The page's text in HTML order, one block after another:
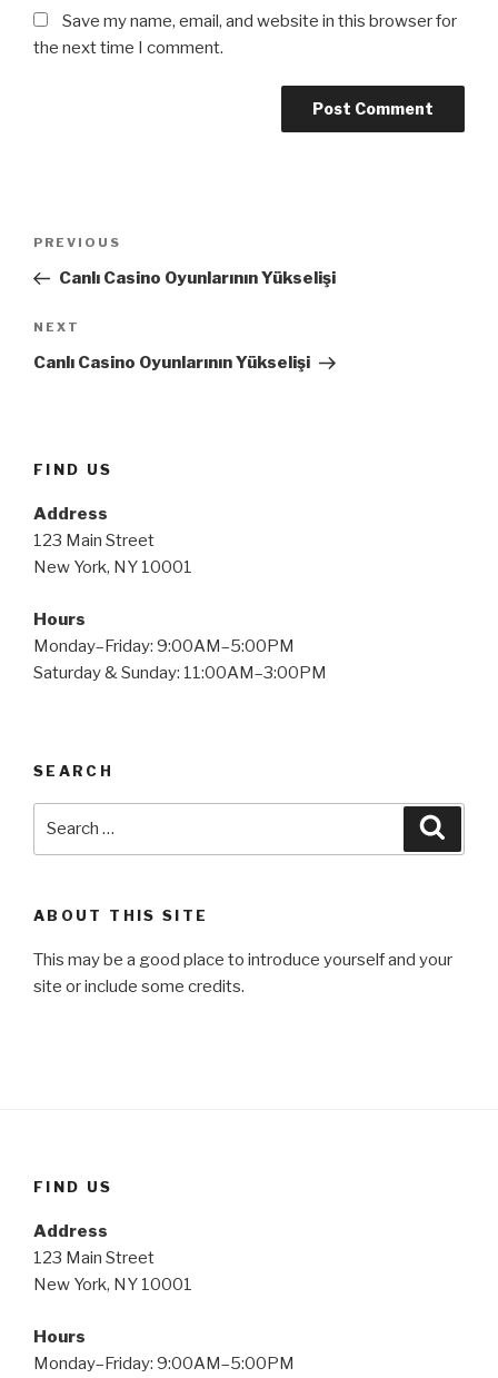
Save my name, email, and website in this browser for
the next time I comment.
Previous
Post
PREVIOUS
Canlı Casino Oyunlarının Yükselişi
Next
Post
NEXT
Canlı Casino Oyunlarının Yükselişi
FIND US
Address
123 Main Street
New York, NY 10001
Hours
Monday–Friday: 9:00AM–5:00PM
Saturday & Sunday: 11:00AM–3:00PM
SEARCH
ABOUT THIS SITE
This may be a good place to introduce yourself and your
site or include some credits.
FIND US
Address
123 Main Street
New York, NY 10001
Hours
Monday–Friday: 9:00AM–5:00PM